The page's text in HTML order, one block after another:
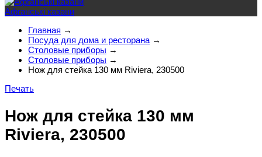
Афганські казани
Главная →
Посуда для дома и ресторана →
Столовые приборы →
Столовые приборы →
Нож для стейка 130 мм Riviera, 230500
Печать
Нож для стейка 130 мм
Riviera, 230500